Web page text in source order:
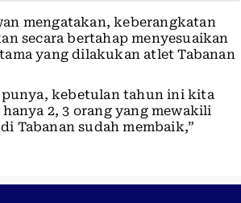
mengatakan, keberangkatan
secara bertahap menyesuaikan
yang dilakukan atlet Tabanan
kebetulan tahun ini kita
2, 3 orang yang mewakili
Tabanan sudah membaik,”